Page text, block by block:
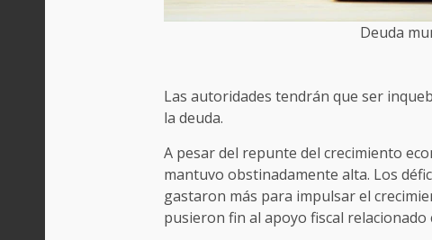
Deuda
Las autoridades tendrán que ser
la deuda.
A pesar del repunte del crecimiento
mantuvo obstinadamente alta. Los
gastaron más para impulsar el
pusieron fin al apoyo fiscal relacionado